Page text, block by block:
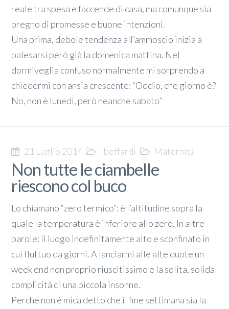
reale tra spesa e faccende di casa, ma comunque sia
pregno di promesse e buone intenzioni.
Una prima, debole tendenza all’ammoscio inizia a
palesarsi però già la domenica mattina. Nel
dormiveglia confuso normalmente mi sorprendo a
chiedermi con ansia crescente: “Oddio, che giorno è?
No, non è lunedì, però neanche sabato”
21 Luglio 2014 I beffardi Maternità
Non tutte le ciambelle
riescono col buco
Lo chiamano “zero termico”: è l’altitudine sopra la
quale la temperatura è inferiore allo zero. In altre
parole: il luogo indefinitamente alto e sconfinato in
cui fluttuo da giorni. A lanciarmi alle alte quote un
week end non proprio riuscitissimo e la solita, solida
complicità di una piccola insonne.
Perché non è mica detto che il fine settimana sia la